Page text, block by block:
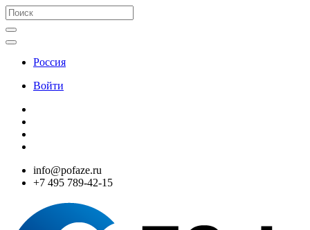
Россия
Войти
info@pofaze.ru
+7 495 789-42-15